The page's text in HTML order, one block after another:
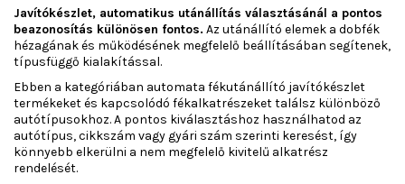
Javítókészlet, automatikus utánállítás választásánál a pontos
beazonosítás különösen fontos. Az utánállító elemek a dobfék
hézagának és működésének megfelelő beállításában segítenek,
típusfüggő kialakítással.
Ebben a kategóriában automata fékutánállító javítókészlet
termékeket és kapcsolódó fékalkatrészeket találsz különböző
autótípusokhoz. A pontos kiválasztáshoz használhatod az
autótípus, cikkszám vagy gyári szám szerinti keresést, így
könnyebb elkerülni a nem megfelelő kivitelű alkatrész
rendelését.